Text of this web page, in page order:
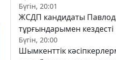
Бүгін, 20:01
ЖСДП кандидаты
тұрғындарымен кездесті
Бүгін, 20:00
Шымкенттік